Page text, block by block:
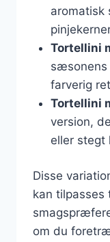
aromatisk
Tortellini
sæsonens
farverig
Tortellini
version,
eller stegt
Disse
kan tilpasses
om du